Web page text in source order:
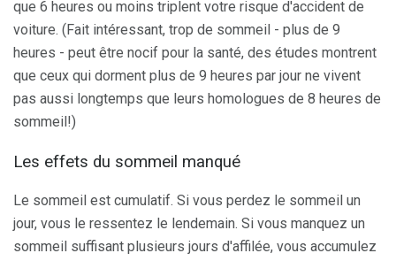
que 6 heures ou moins triplent votre risque d'accident de
voiture. (Fait intéressant, trop de sommeil - plus de 9
heures - peut être nocif pour la santé, des études montrent
que ceux qui dorment plus de 9 heures par jour ne vivent
pas aussi longtemps que leurs homologues de 8 heures de
sommeil!)
Les effets du sommeil manqué
Le sommeil est cumulatif. Si vous perdez le sommeil un
jour, vous le ressentez le lendemain. Si vous manquez un
sommeil suffisant plusieurs jours d'affilée, vous accumulez